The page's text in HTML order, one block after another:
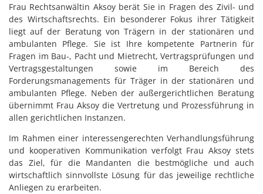
Frau Rechtsanwältin Aksoy berät Sie in Fragen des Zivil- und
des Wirtschaftsrechts. Ein besonderer Fokus ihrer Tätigkeit
liegt auf der Beratung von Trägern in der stationären und
ambulanten Pflege. Sie ist Ihre kompetente Partnerin für
Fragen im Bau-, Pacht und Mietrecht, Vertragsprüfungen und
Vertragsgestaltungen sowie im Bereich des
Forderungsmanagements für Träger in der stationären und
ambulanten Pflege. Neben der außergerichtlichen Beratung
übernimmt Frau Aksoy die Vertretung und Prozessführung in
allen gerichtlichen Instanzen.
Im Rahmen einer interessengerechten Verhandlungsführung
und kooperativen Kommunikation verfolgt Frau Aksoy stets
das Ziel, für die Mandanten die bestmögliche und auch
wirtschaftlich sinnvollste Lösung für das jeweilige rechtliche
Anliegen zu erarbeiten.